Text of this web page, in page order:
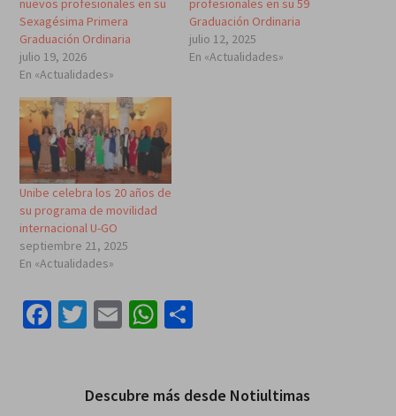
nuevos profesionales en su
Sexagésima Primera
Graduación Ordinaria
julio 19, 2026
En «Actualidades»
profesionales en su 59
Graduación Ordinaria
julio 12, 2025
En «Actualidades»
Unibe celebra los 20 años de
su programa de movilidad
internacional U-GO
septiembre 21, 2025
En «Actualidades»
Facebook
Twitter
EmailWhatsApp
Compartir
Descubre más desde Notiultimas